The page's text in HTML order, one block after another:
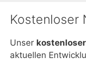
Kostenloser
Unser
aktuellen